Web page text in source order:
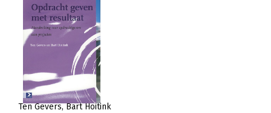
Ten Gevers Bart Hoitink